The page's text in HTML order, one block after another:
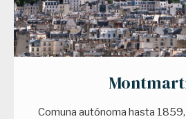
Comuna autónoma hasta